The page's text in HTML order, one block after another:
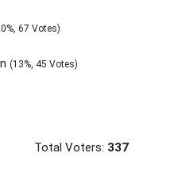
67 Votes)
(13%, 45 Votes)
Total Voters: 337